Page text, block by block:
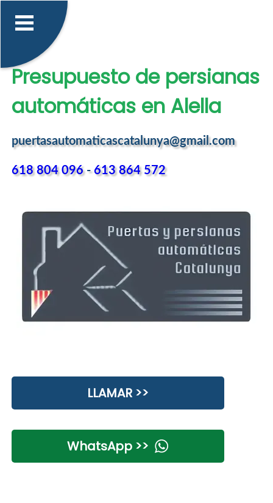
Presupuesto de persianas
automáticas en Alella
puertasautomaticascatalunya@gmail.com
618 804 096 -613 864 572
LLAMAR >>
WhatsApp >>